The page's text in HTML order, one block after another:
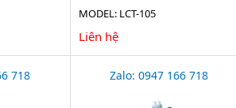
MODEL: LCT-105
Liên hệ
718 Zalo: 0947 166 718